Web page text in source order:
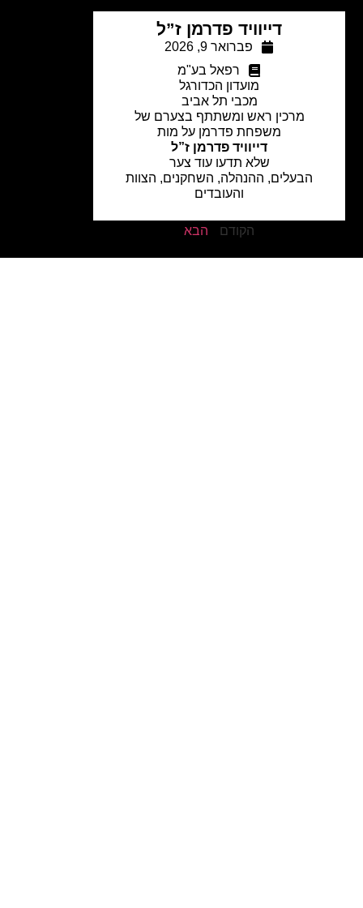
דייוויד פדרמן ז”ל
פברואר 9, 2026
רפאל בע"מ
מועדון הכדורגל
מכבי תל אביב
מרכין ראש ומשתתף בצערם של
משפחת פדרמן על מות
דייוויד פדרמן ז”ל
שלא תדעו עוד צער
הבעלים, ההנהלה, השחקנים, הצוות
והעובדים
הבא